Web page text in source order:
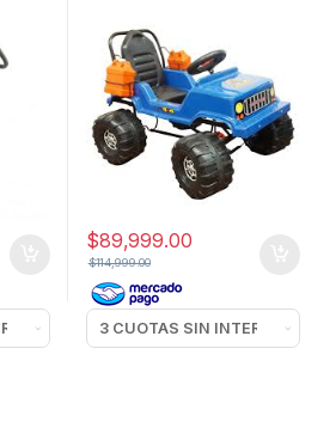
$89,999.00
$114,999.00